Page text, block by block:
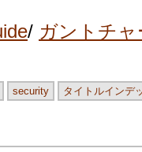
ガントチャ
security タイトルインデ